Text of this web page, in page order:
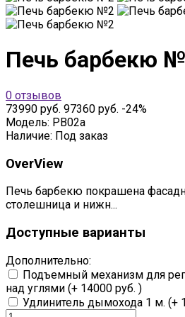
Печь барбекю
0 отзывов
73990 руб. 97360 руб. -24%
Модель: PB02a
Наличие: Под заказ
OverView
Печь барбекю покрашена
столешница и нижн...
Доступные варианты
Дополнительно:
Подъемный механизм для
над углями (+ 14000 руб. )
Удлинитель дымохода 1 м. (+